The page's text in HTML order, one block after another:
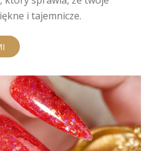
i tajemnicze.